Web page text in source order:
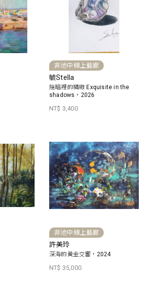
非池中線上藝廊
毓Stella
陰暗裡的精緻 Exquisite in the
shadows，2026
NT$ 3,400
非池中線上藝廊
許美玲
深海的黃金交響，2024
NT$ 35,000